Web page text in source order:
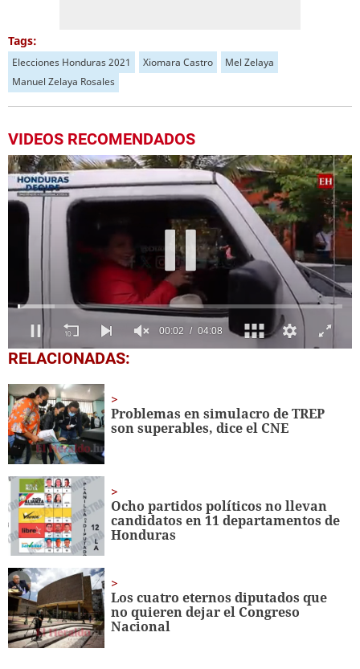
Tags:
Elecciones Honduras 2021 Xiomara Castro
Mel Zelaya
Manuel Zelaya Rosales
VIDEOS RECOMENDADOS
1
second
4
minutes,
8
seconds
RELACIONADAS:
Problemas en simulacro de TREP
son superables, dice el CNE
Ocho partidos políticos no llevan
candidatos en 11 departamentos de
Honduras
Los cuatro eternos diputados que
no quieren dejar el Congreso
Nacional